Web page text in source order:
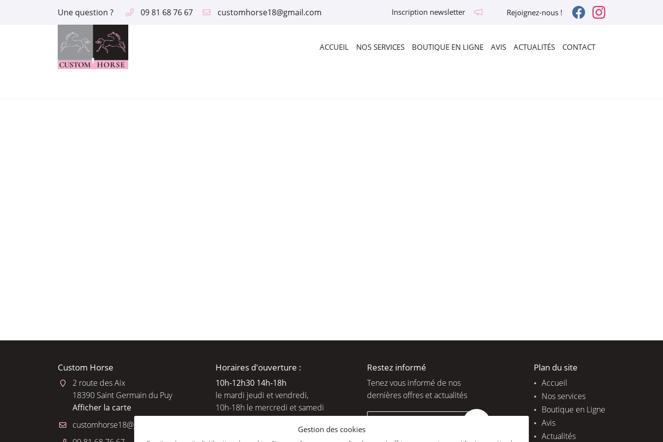
Une question ? 09 81 68 76 67 Inscription newsletter Rejoignez-nous !
ACCUEIL NOS SERVICES BOUTIQUE EN LIGNE AVIS ACTUALITÉS CONTACT
2 route des Aix
18390 Saint Germain du Puy
09 81 68 76 67
Custom Horse
2 route des Aix
18390 Saint Germain du Puy
Afficher la carte
Horaires d'ouverture :
10h-12h30 14h-18h
le mardi jeudi et vendredi,
10h-18h le mercredi et samedi
Restez informé
Tenez vous informé de nos
dernières offres et actualités
Plan du site
Accueil
Nos services
Boutique en Ligne
Avis
Actualités
Gestion des cookies